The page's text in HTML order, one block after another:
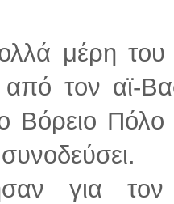
μέρη του
τον αϊ-
Βόρειο
για